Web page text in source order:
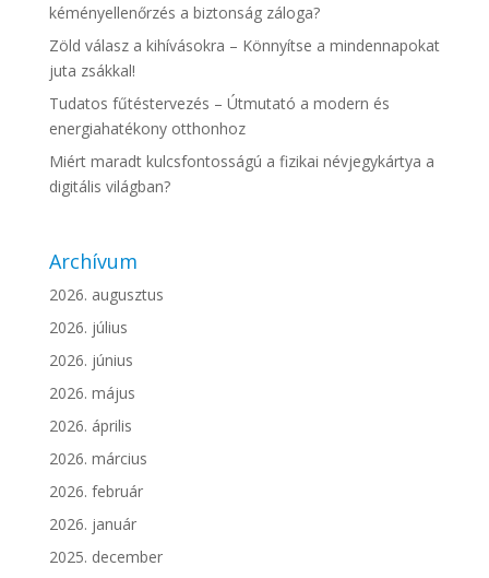
kéményellenőrzés a biztonság záloga?
Zöld válasz a kihívásokra – Könnyítse a mindennapokat
juta zsákkal!
Tudatos fűtéstervezés – Útmutató a modern és
energiahatékony otthonhoz
Miért maradt kulcsfontosságú a fizikai névjegykártya a
digitális világban?
Archívum
2026. augusztus
2026. július
2026. június
2026. május
2026. április
2026. március
2026. február
2026. január
2025. december